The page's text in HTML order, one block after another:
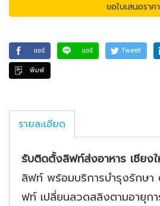
ขอใบเสนอราคา
แชร์ แชร์ Tweet
พิมพ์
รายละเอียด
รับติดตั้งลิฟท์ส่งอาหาร เชียง
ลิฟท์ พร้อมบริการบำรุงรักษา
ฟท์ เปลี่ยนลวดสลิงตามอายุกา